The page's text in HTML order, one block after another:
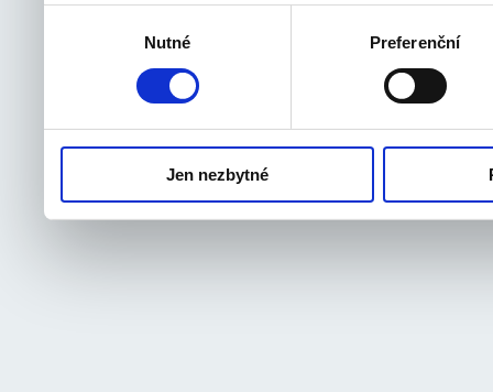
odvolat.
Nutné Preferenční
Jen nezbytné